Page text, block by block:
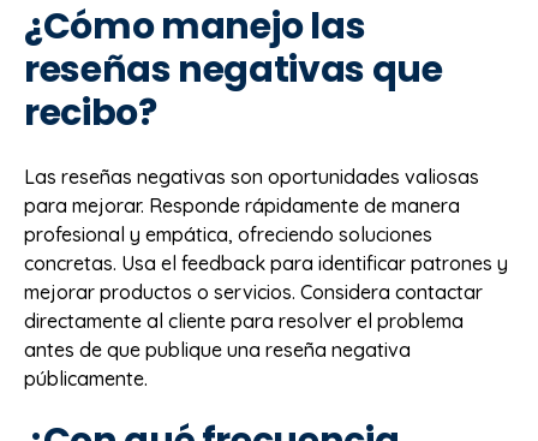
¿Cómo manejo las
reseñas negativas que
recibo?
Las reseñas negativas son oportunidades valiosas
para mejorar. Responde rápidamente de manera
profesional y empática, ofreciendo soluciones
concretas. Usa el feedback para identificar patrones y
mejorar productos o servicios. Considera contactar
directamente al cliente para resolver el problema
antes de que publique una reseña negativa
públicamente.